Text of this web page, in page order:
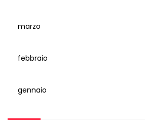
marzo
febbraio
gennaio